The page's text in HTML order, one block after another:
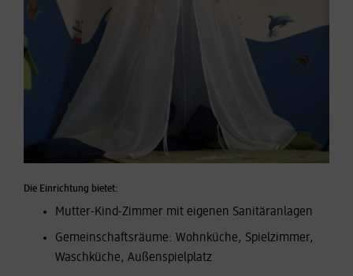
Die Einrichtung bietet:
Mutter-Kind-Zimmer mit eigenen Sanitäranlagen
Gemeinschaftsräume: Wohnküche, Spielzimmer,
Waschküche, Außenspielplatz